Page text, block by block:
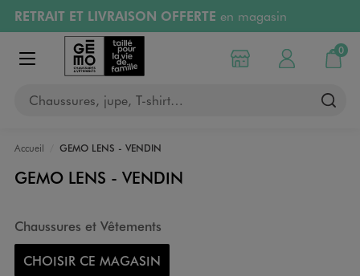
Aller au contenu principal
Aller à la navigation
RETRAIT ET LIVRAISON OFFERTE en magasin
Retours OFFERTSpendant 30 jours
PAYEZ EN 3x SANS FRAIS
RÉSERVATION GRATUITE
Afficher le menu
Chaussures, jupe, T-shirt…
Choisir mon magasin
Mon compte
0
Mon
Accueil GEMO LENS - VENDIN
GEMO LENS - VENDIN
Chaussures et Vêtements
CHOISIR CE MAGASIN